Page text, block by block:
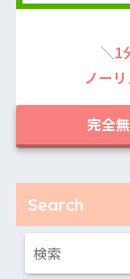
＼1
ノー
完全
Search